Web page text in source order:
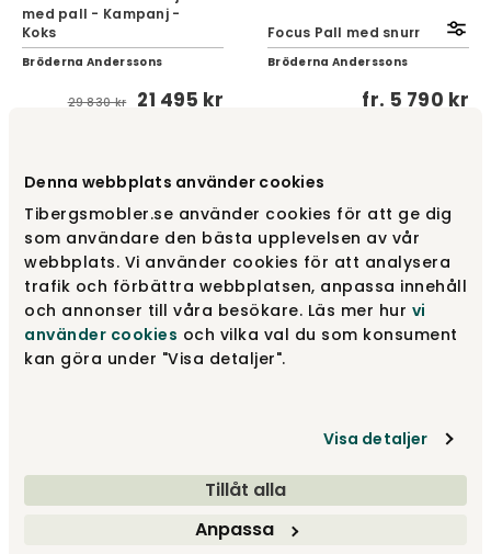
Denna webbplats använder cookies
Tibergsmobler.se använder cookies för att ge dig
som användare den bästa upplevelsen av vår
webbplats. Vi använder cookies för att analysera
trafik och förbättra webbplatsen, anpassa innehåll
och annonser till våra besökare. Läs mer hur vi
använder cookies och vilka val du som konsument
kan göra under "Visa detaljer".
Visa detaljer
Tillåt alla
Anpassa
med pall - Kampanj -
Koks
Bröderna Anderssons
29 830 kr 21 495 kr
Focus Pall med snurr
Bröderna Anderssons
fr. 5 790 kr
Focus fåtölj
Focus är en mycket omtyckt funktionsfåtölj från
Bröderna Anderssons, som kan väljas i flera olika
utföranden. Fåtöljen är svensktillverkad och
produceras med hög hantverksskicklighet och
skapa en bekväm och sittvänlig fåtölj efter egna
önskemål genom att justera sittvinkel, ryggvinkel
och nackstöd. Därefter kan fåtöljen låsas i valfri
sittposition när maximal komfort är uppnådd.